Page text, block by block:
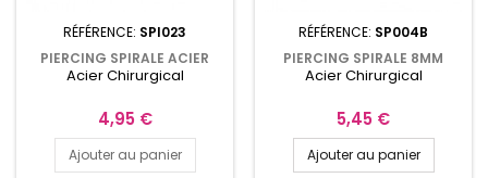
RÉFÉRENCE: SPI023
PIERCING SPIRALE ACIER
CHIRURGICAL 8MM AVEC
Acier Chirurgical
Prix
4,95 €
Ajouter au panier
RÉFÉRENCE: SP004B
PIERCING SPIRALE 8MM
AVEC POINTES ACIER
Acier Chirurgical
Prix
5,45 €
Ajouter au panier